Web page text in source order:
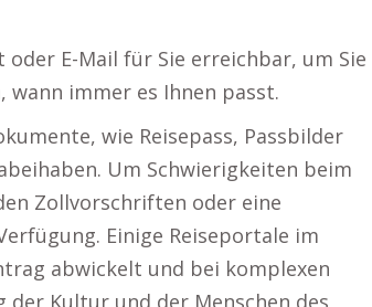
E-Mail für Sie erreichbar, um Sie
immer es Ihnen passt.
wie Reisepass, Passbilder
Um Schwierigkeiten beim
Zollvorschriften oder eine
Einige Reiseportale im
abwickelt und bei komplexen
Kultur und der Menschen des